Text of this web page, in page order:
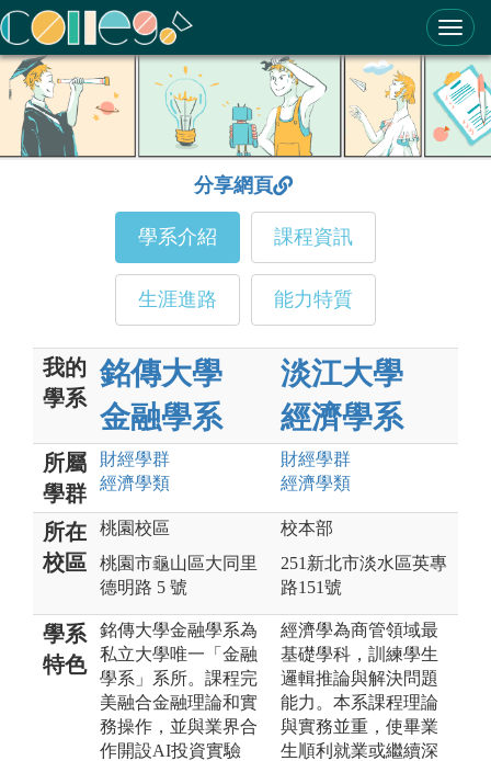
ColleGo! 大學選才與高中育才輔助系統
分享網頁
學系介紹 課程資訊
生涯進路 能力特質
我的
學系
銘傳大學
金融學系
淡江大學
經濟學系
所屬
學群
財經學群
經濟學類
財經學群
經濟學類
所在
校區
桃園校區
桃園市龜山區大同里
德明路 5 號
校本部
251新北市淡水區英專
路151號
學系
特色
銘傳大學金融學系為
私立大學唯一「金融
學系」系所。課程完
美融合金融理論和實
務操作，並與業界合
作開設AI投資實驗
經濟學為商管領域最
基礎學科，訓練學生
邏輯推論與解決問題
能力。本系課程理論
與實務並重，使畢業
生順利就業或繼續深